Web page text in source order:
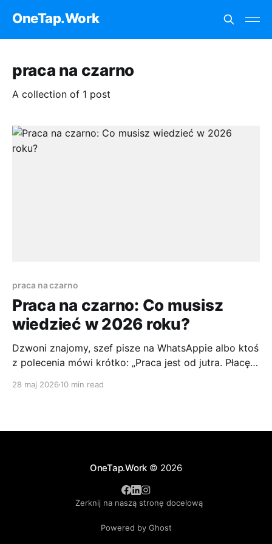
OneTap.Work
praca na czarno
A collection of 1 post
praca na czarno
Praca na czarno: Co musisz
wiedzieć w 2026 roku?
Dzwoni znajomy, szef pisze na WhatsAppie albo ktoś
z polecenia mówi krótko: „Praca jest od jutra. Płacę
pod presją rachunków, wynajmu albo po prostu
28 maj 2026 10 min read
OneTap.Work © 2026
Zerknij na naszą stronę docelową
Powered by Ghost